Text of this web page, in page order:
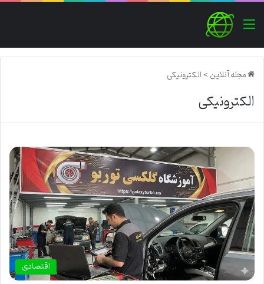
منو
مجله آنلاین>الکترونیکی
الکترونیکی
اقتصادی